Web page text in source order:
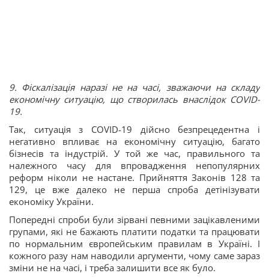
9. Фіскалізація наразі не на часі, зважаючи на складу
економічну ситуацію, що створилась внаслідок COVID-
19.
Так, ситуація з COVID-19 дійсно безпрецедентна і
негативно впливає на економічну ситуацію, багато
бізнесів та індустрій. У той же час, правильного та
належного часу для впровадження непопулярних
реформ ніколи не настане. Прийняття Законів 128 та
129, це вже далеко не перша спроба детінізувати
економіку України.
Попередні спроби були зірвані певними зацікавленими
групами, які не бажають платити податки та працювати
по нормальним європейським правилам в Україні. І
кожного разу нам наводили аргументи, чому саме зараз
зміни не на часі, і треба залишити все як було.